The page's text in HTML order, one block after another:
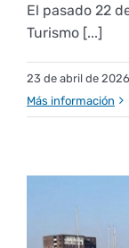
El pasado 22
Turismo [...]
23 de abril de 2026
Más información